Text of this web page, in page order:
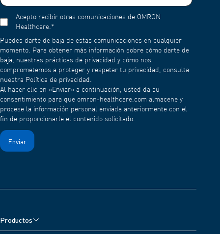
Acepto recibir otras comunicaciones de OMRON
Healthcare.*
Puedes darte de baja de estas comunicaciones en cualquier
momento. Para obtener más información sobre cómo darte de
baja, nuestras prácticas de privacidad y cómo nos
comprometemos a proteger y respetar tu privacidad, consulta
nuestra Política de privacidad.
Al hacer clic en «Enviar» a continuación, usted da su
consentimiento para que omron-healthcare.com almacene y
procese la información personal enviada anteriormente con el
fin de proporcionarle el contenido solicitado.
Productos